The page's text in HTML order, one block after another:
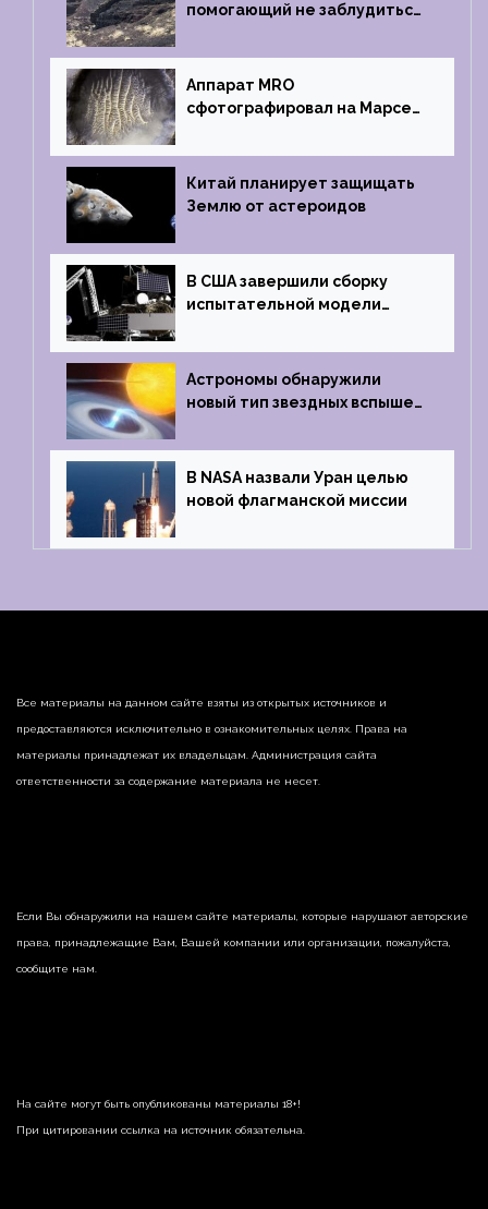
помогающий не заблудиться
Аппарат MRO
сфотографировал на Марсе
на отпечаток пальца
Китай планирует защищать
Землю от астероидов
В США завершили сборку
испытательной модели
Griffin
Астрономы обнаружили
новый тип звездных вспышек
В NASA назвали Уран целью
новой флагманской миссии
Все материалы на данном сайте взяты из открытых источников и
предоставляются исключительно в ознакомительных целях. Права на
материалы принадлежат их владельцам. Администрация сайта
ответственности за содержание материала не несет.
Если Вы обнаружили на нашем сайте материалы, которые нарушают авторские
права, принадлежащие Вам, Вашей компании или организации, пожалуйста,
сообщите нам.
На сайте могут быть опубликованы материалы 18+!
При цитировании ссылка на источник обязательна.